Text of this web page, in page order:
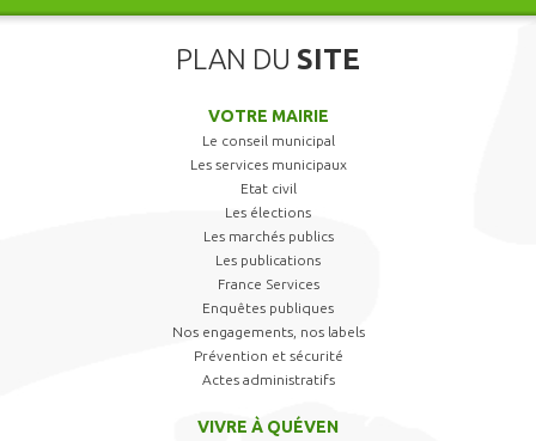
PLAN DU SITE
VOTRE MAIRIE
Le conseil municipal
Les services municipaux
Etat civil
Les élections
Les marchés publics
Les publications
France Services
Enquêtes publiques
Nos engagements, nos labels
Prévention et sécurité
Actes administratifs
VIVRE À QUÉVEN